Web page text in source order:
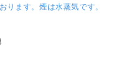
ります。煙は水蒸気です。